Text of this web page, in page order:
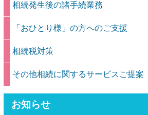
相続発生後の諸手続業務
「おひとり様」の方へのご支援
相続税対策
その他相続に関するサービスご提案
お知らせ